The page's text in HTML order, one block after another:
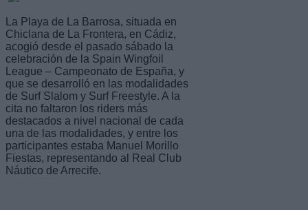
La Playa de La Barrosa, situada en
Chiclana de La Frontera, en Cádiz,
acogió desde el pasado sábado la
celebración de la Spain Wingfoil
League – Campeonato de España, y
que se desarrolló en las modalidades
de Surf Slalom y Surf Freestyle. A la
cita no faltaron los riders más
destacados a nivel nacional de cada
una de las modalidades, y entre los
participantes estaba Manuel Morillo
Fiestas, representando al Real Club
Náutico de Arrecife.